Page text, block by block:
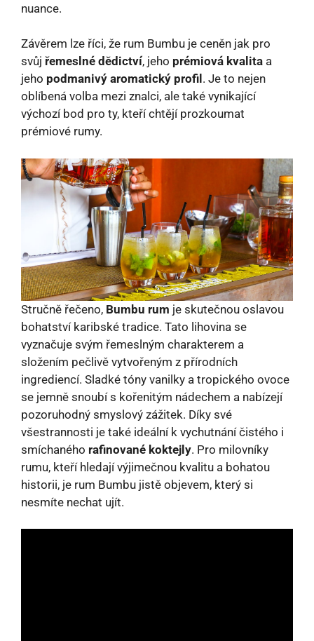
nuance.
Závěrem lze říci, že rum Bumbu je ceněn jak pro
svůj řemeslné dědictví, jeho prémiová kvalita a
jeho podmanivý aromatický profil . Je to nejen
oblíbená volba mezi znalci, ale také vynikající
výchozí bod pro ty, kteří chtějí prozkoumat
prémiové rumy.
Stručně řečeno, Bumbu rum je skutečnou oslavou
bohatství karibské tradice. Tato lihovina se
vyznačuje svým řemeslným charakterem a
složením pečlivě vytvořeným z přírodních
ingrediencí. Sladké tóny vanilky a tropického ovoce
se jemně snoubí s kořenitým nádechem a nabízejí
pozoruhodný smyslový zážitek. Díky své
všestrannosti je také ideální k vychutnání čistého i
smíchaného rafinované koktejly. Pro milovníky
rumu, kteří hledají výjimečnou kvalitu a bohatou
historii, je rum Bumbu jistě objevem, který si
nesmíte nechat ujít.